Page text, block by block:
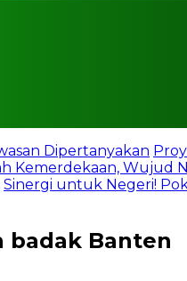
Dipertanyakan
Kemerdekaan, Wujud
Sinergi untuk Negeri!
badak Banten